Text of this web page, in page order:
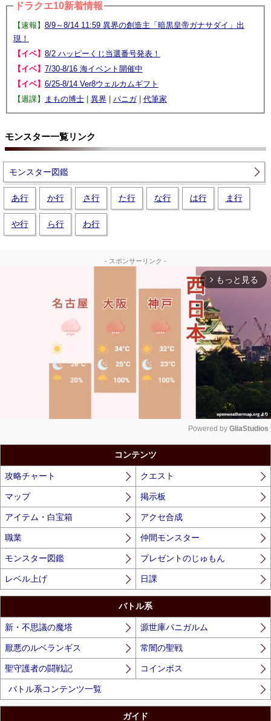
ドラクエ10新着情報
【速報】 8/9～8/14 11:59 異界の創造主「暗黒皇帝ガナサダイ」出
現！
【イベ】 8/2 ハッピーくじ当選番号発表！
【イベ】 7/30-8/16 海イベント開催中
【イベ】 6/25-8/14 Ver8ウェルカムギフト
【週課】
まもの博士| 異界 パニガ| 代筆家
モンスター一覧リンク
モンスター図鑑
あ行 か行 さ行 た行 な行 は行 ま行
や行 ら行 わ行
- スポンサーリンク -
arrow_forward_ios もっと見る
Powered by GliaStudios
コンテンツ
攻略チャート クエスト
マップ 掲示板
アイテム・白宝箱 アクセ合成
職業 仲間モンスター
モンスター図鑑 プレゼントのじゅもん
レベル上げ 日課
バトル系
新・不思議の魔塔 源世庫パニガルム
厭悪のルベランギス 常闇の聖戦
聖守護者の闘戦記 コインボス
バトル系コンテンツ一覧
ガイド